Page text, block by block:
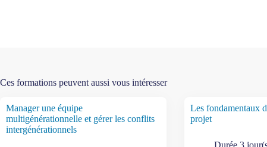
Ces formations peuvent aussi vous intéresser
Manager une équipe
multigénérationnelle et gérer les conflits
intergénérationnels
Les fondamentaux
projet